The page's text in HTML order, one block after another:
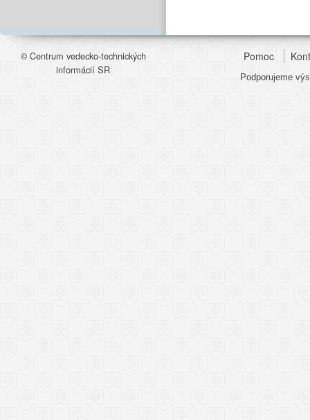
© Centrum vedecko-technických
informácií SR
Pomoc
Podporujeme